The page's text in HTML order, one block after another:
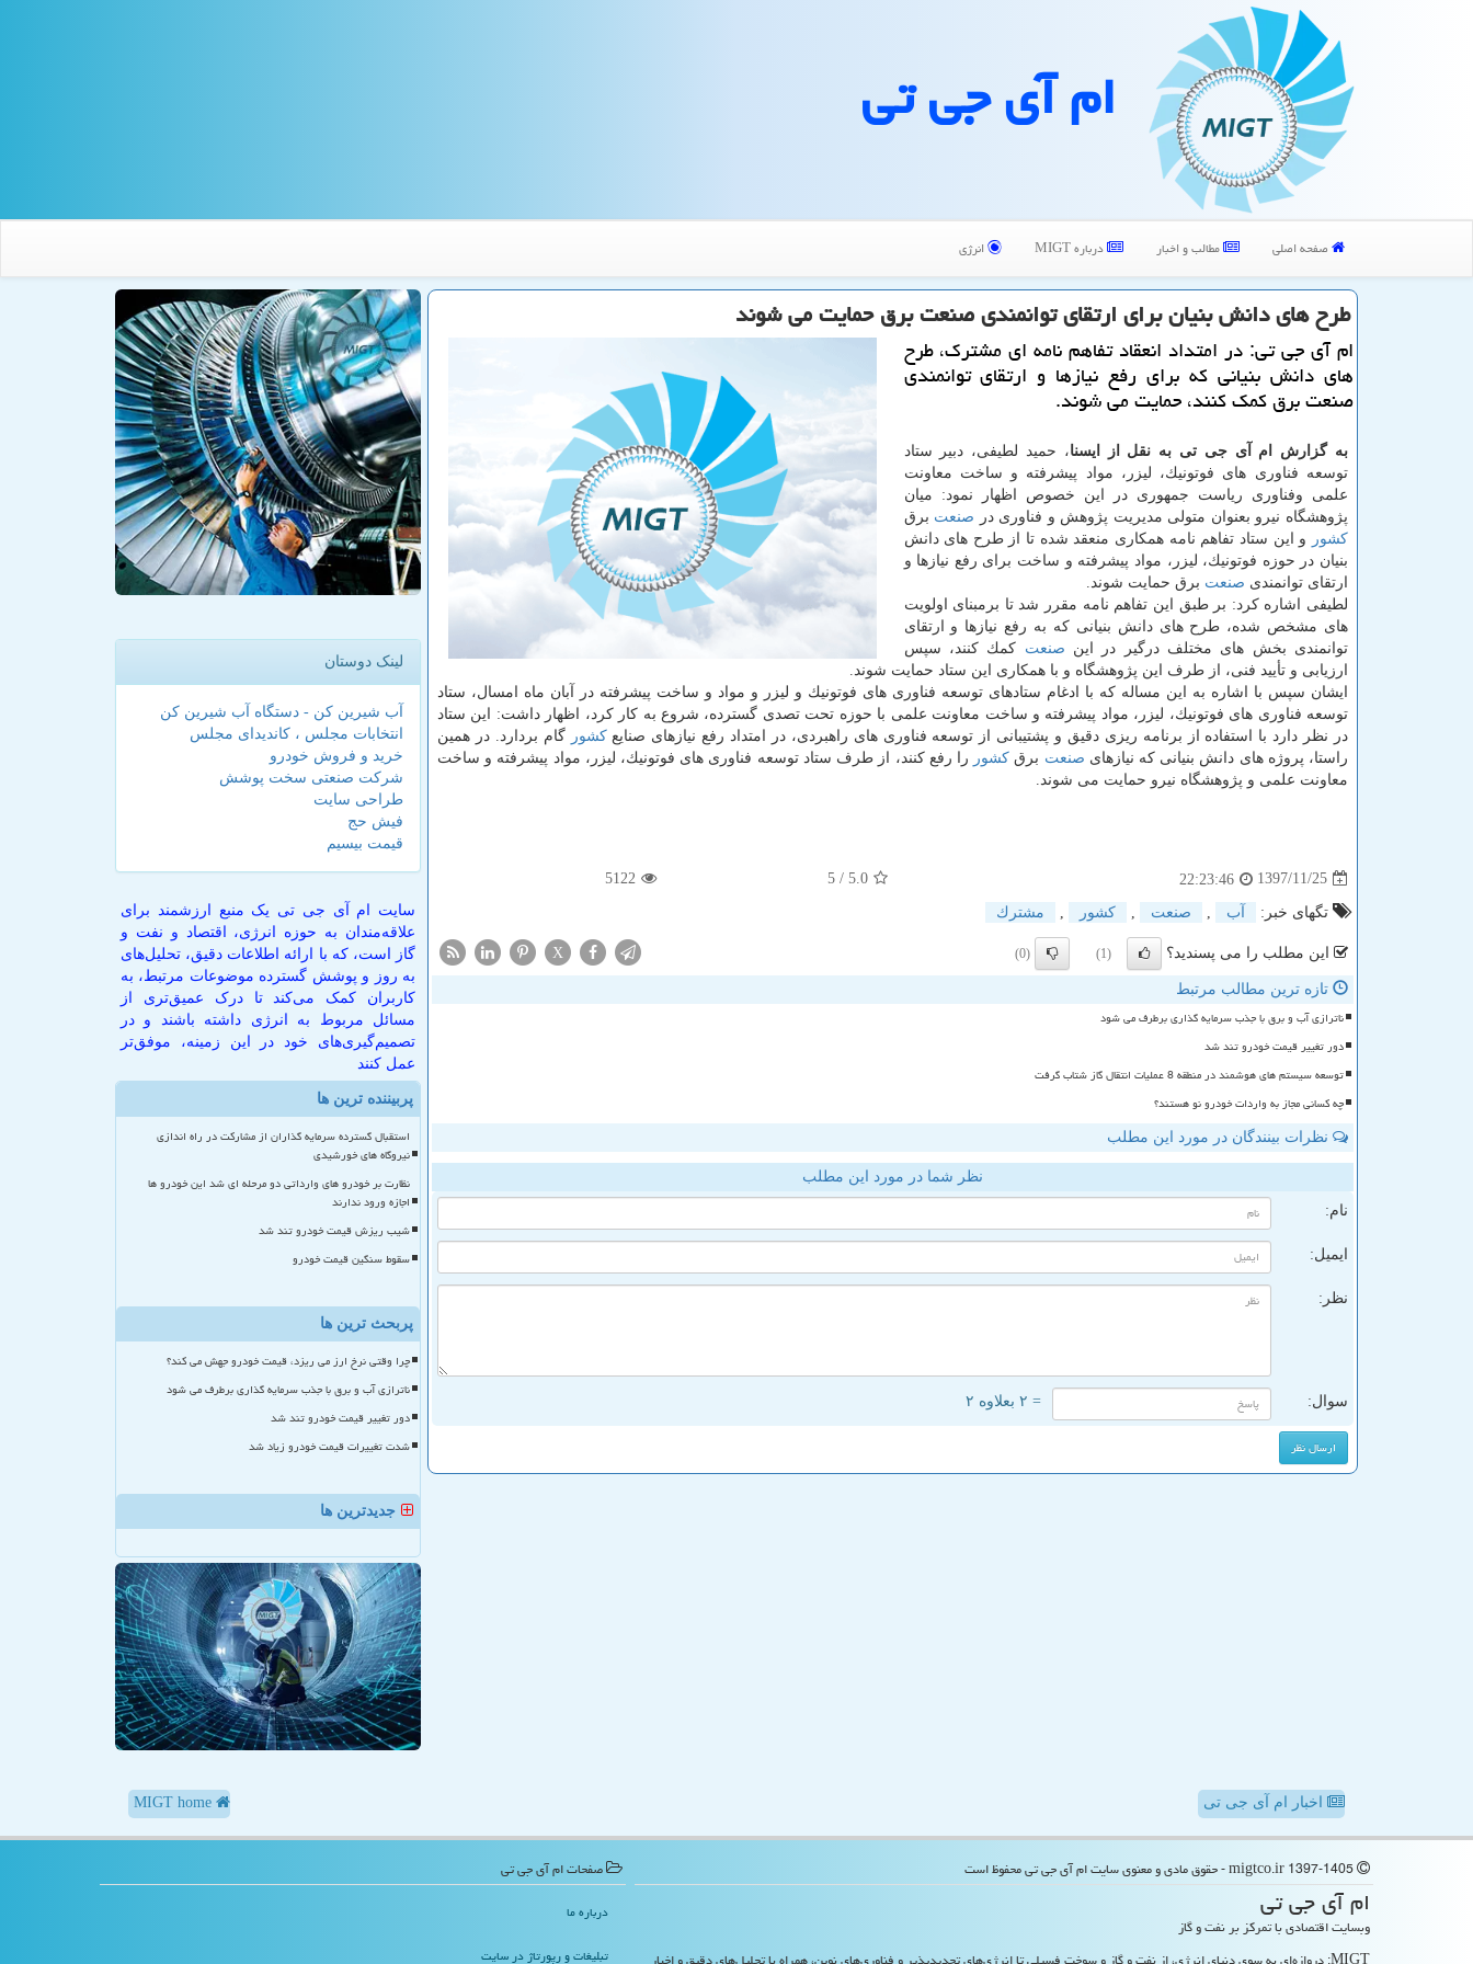
ام آی جی تی
صفحه اصلی مطالب و اخبار درباره MIGT انرژی
طرح های دانش بنیان برای ارتقای توانمندی صنعت برق حمایت می شوند
ام آی جی تی: در امتداد انعقاد تفاهم نامه ای مشترك، طرح
های دانش بنیانی كه برای رفع نیازها و ارتقای توانمندی
صنعت برق كمك كنند، حمایت می شوند.
به گزارش ام آی جی تی به نقل از ایسنا، حمید لطیفی، دبیر ستاد
توسعه فناوری های فوتونیك، لیزر، مواد پیشرفته و ساخت معاونت
علمی وفناوری ریاست جمهوری در این خصوص اظهار نمود: میان
پژوهشگاه نیرو بعنوان متولی مدیریت پژوهش و فناوری در صنعت برق
كشور
و این ستاد تفاهم نامه همكاری منعقد شده تا از طرح های دانش
بنیان در حوزه فوتونیك، لیزر، مواد پیشرفته و ساخت برای رفع نیازها و
ارتقای توانمندی صنعت برق حمایت شوند.
لطیفی اشاره كرد: بر طبق این تفاهم نامه مقرر شد تا برمبنای اولویت
های مشخص شده، طرح های دانش بنیانی كه به رفع نیازها و ارتقای
توانمندی بخش های مختلف درگیر در این صنعت كمك كنند، سپس
ارزیابی و تأیید فنی، از طرف این پژوهشگاه و با همكاری این ستاد حمایت شوند.
ایشان سپس با اشاره به این مساله كه با ادغام ستادهای توسعه فناوری های فوتونیك و لیزر و مواد و ساخت پیشرفته در آبان ماه امسال، ستاد
توسعه فناوری های فوتونیك، لیزر، مواد پیشرفته و ساخت معاونت علمی با حوزه تحت تصدی گسترده، شروع به كار كرد، اظهار داشت: این ستاد
در نظر دارد با استفاده از برنامه ریزی دقیق و پشتیبانی از توسعه فناوری های راهبردی، در امتداد رفع نیازهای صنایعكشور گام بردارد. در همین
راستا، پروژه های دانش بنیانی كه نیازهای صنعت برق كشور را رفع كنند، از طرف ستاد توسعه فناوری های فوتونیك، لیزر، مواد پیشرفته و ساخت
معاونت علمی و پژوهشگاه نیرو حمایت می شوند.
1397/11/25
22:23:46
5.0
/ 5
5122
تگهای خبر: آب صنعت كشور مشترك
این مطلب را می پسندید؟ (1)
(0)
X
تازه ترین مطالب مرتبط
ناترازی آب و برق با جذب سرمایه گذاری برطرف می شود
دور تغییر قیمت خودرو تند شد
توسعه سیستم های هوشمند در منطقه 8 عملیات انتقال گاز شتاب گرفت
چه کسانی مجاز به واردات خودرو نو هستند؟
نظرات بینندگان در مورد این مطلب
نظر شما در مورد این مطلب
نام:
ایمیل:
نظر:
سوال: = ۲ بعلاوه ۲
لینک دوستان
آب شیرین کن - دستگاه آب شیرین کن
انتخابات مجلس ، کاندیدای مجلس
خرید و فروش خودرو
شرکت صنعتی سخت پوشش
طراحی سایت
فیش حج
قیمت بیسیم
سایت ام آی جی تی یک منبع ارزشمند برای
علاقه‌مندان به حوزه انرژی، اقتصاد و نفت و
گاز است، که با ارائه اطلاعات دقیق، تحلیل‌های
به روز و پوشش گسترده موضوعات مرتبط، به
کاربران کمک می‌کند تا درک عمیق‌تری از
مسائل مربوط به انرژی داشته باشند و در
تصمیم‌گیری‌های خود در این زمینه، موفق‌تر
عمل کنند
پربیننده ترین ها
استقبال گسترده سرمایه گذاران از مشارکت در راه اندازی
نیروگاه های خورشیدی
نظارت بر خودرو های وارداتی دو مرحله ای شد این خودرو ها
اجازه ورود ندارند
شیب ریزش قیمت خودرو تند شد
سقوط سنگین قیمت خودرو
پربحث ترین ها
چرا وقتی نرخ ارز می ریزد، قیمت خودرو جهش می کند؟
ناترازی آب و برق با جذب سرمایه گذاری برطرف می شود
دور تغییر قیمت خودرو تند شد
شدت تغییرات قیمت خودرو زیاد شد
جدیدترین ها
اخبار ام آی جی تی
ام آی جی تی
وبسایت اقتصادی با تمرکز بر نفت و گاز
صفحات ام آی جی تی
درباره ما
تبلیغات و رپورتاژ در سایت